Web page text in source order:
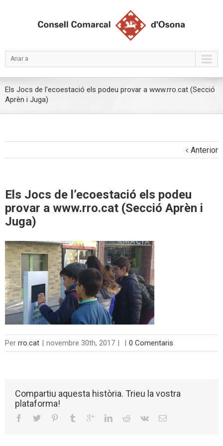
Anar a
Els Jocs de l’ecoestació els podeu provar a www.rro.cat (Secció
Aprèn i Juga)
Anterior
Els Jocs de l’ecoestació els podeu
provar a www.rro.cat (Secció Aprèn i
Juga)
Per rro.cat | novembre 30th, 2017 | | 0 Comentaris
Compartiu aquesta història. Trieu la vostra
plataforma!